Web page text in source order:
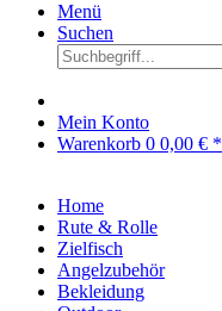
Menü
Suchen
Mein Konto
Warenkorb 0 0,00 € *
Home
Rute & Rolle
Zielfisch
Angelzubehör
Bekleidung